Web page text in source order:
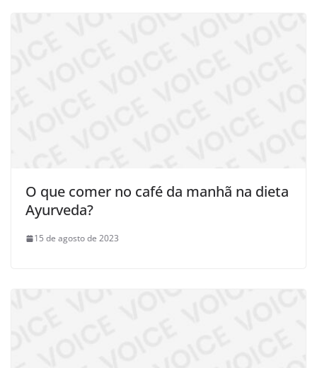
O que comer no café da manhã na dieta
Ayurveda?
15 de agosto de 2023